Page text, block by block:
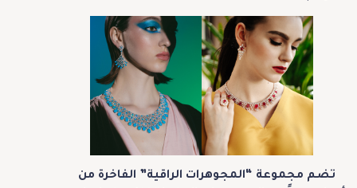
تضم مجموعة “المجوهرات الراقية” الفاخرة من